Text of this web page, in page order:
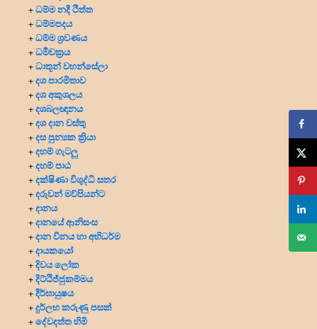
+ධම්ම නදී ථිත්ත
+ධම්මපදය
+ධම්ම ශ්‍රවණය
+ධර්‍මචක්‍රය
+ධාතූන් වහන්සේලා
+දශ පාරමිතාව
+දශ අකුශලය
+දශබලඥානය
+දශ දාන වස්තු
+දස පුන්‍යක ක්‍රියා
+දහම් ගැටලු
+දහම් පාඨ
+දක්ෂිණා විශුද්ධි සතර
+දරුවන් මව්පියන්ට
+දානය
+දානයේ ආනිසංස
+දාන විනය හා අභිධර්ම
+දායකයෝ
+දිවය ලෝක
+දිට්ඨිජ්ජුකම්මය
+දීර්ඝායුෂය
+දුර්ලභ කරුණු පසක්
+දේවදත්ත හිමි